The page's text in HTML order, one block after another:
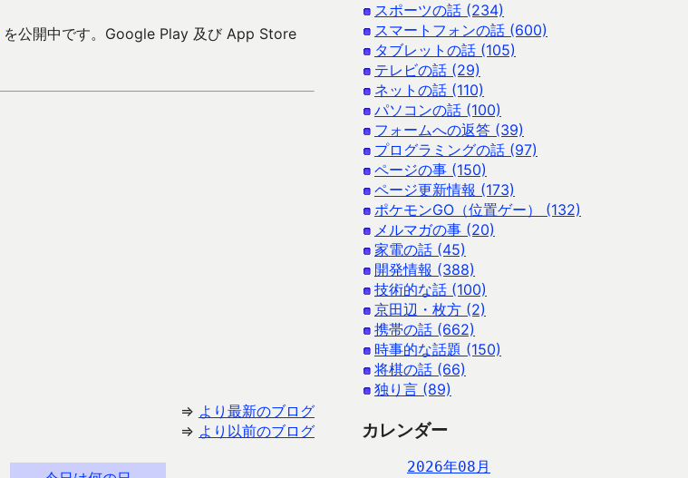
を公開中です。Google Play 及び App Store
⇒ より最新のブログ
⇒ より以前のブログ
スポーツの話 (234)
スマートフォンの話 (600)
タブレットの話 (105)
テレビの話 (29)
ネットの話 (110)
パソコンの話 (100)
フォームへの返答 (39)
プログラミングの話 (97)
ページの事 (150)
ページ更新情報 (173)
ポケモンGO（位置ゲー） (132)
メルマガの事 (20)
家電の話 (45)
開発情報 (388)
技術的な話 (100)
京田辺・枚方 (2)
携帯の話 (662)
時事的な話題 (150)
将棋の話 (66)
独り言 (89)
カレンダー
2026年08月